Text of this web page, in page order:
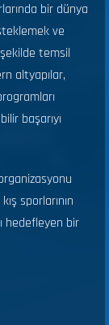
bir dünya
ve
temsil
altyapılar,
başarıyı
sporlarının
hedefleyen bir